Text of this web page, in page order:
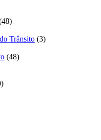
Trânsito (3)
(48)